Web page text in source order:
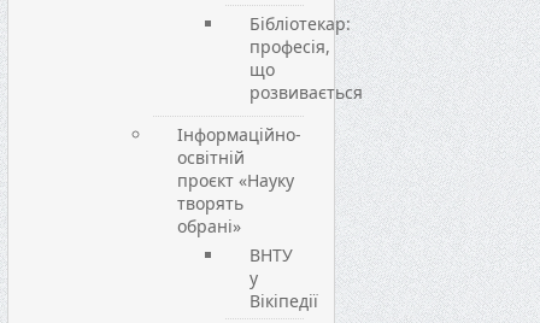
Бібліотекар:
професія,
що
розвивається
Інформаційно-
освітній
проєкт «Науку
творять
обрані»
ВНТУ
у
Вікіпедії